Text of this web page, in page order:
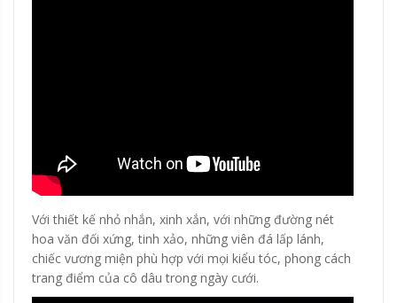
Với thiết kế nhỏ nhắn, xinh xắn, với những đường nét
hoa văn đối xứng, tinh xảo, những viên đá lấp lánh,
chiếc vương miện phù hợp với mọi kiểu tóc, phong cách
trang điểm của cô dâu trong ngày cưới.